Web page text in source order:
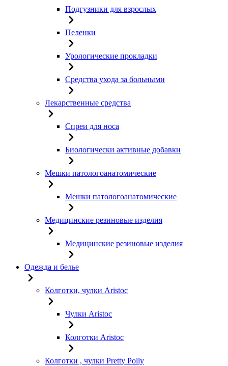
Подгузники для взрослых
Пеленки
Урологические прокладки
Средства ухода за больными
Лекарственные средства
Спреи для носа
Биологически активные добавки
Мешки патологоанатомические
Мешки патологоанатомические
Медицинские резиновые изделия
Медицинские резиновые изделия
Одежда и белье
Колготки, чулки Aristoc
Чулки Aristoc
Колготки Aristoc
Колготки , чулки Pretty Polly